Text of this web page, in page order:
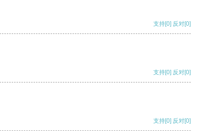
支持[0] 反对[0]
支持[0] 反对[0]
支持[0] 反对[0]